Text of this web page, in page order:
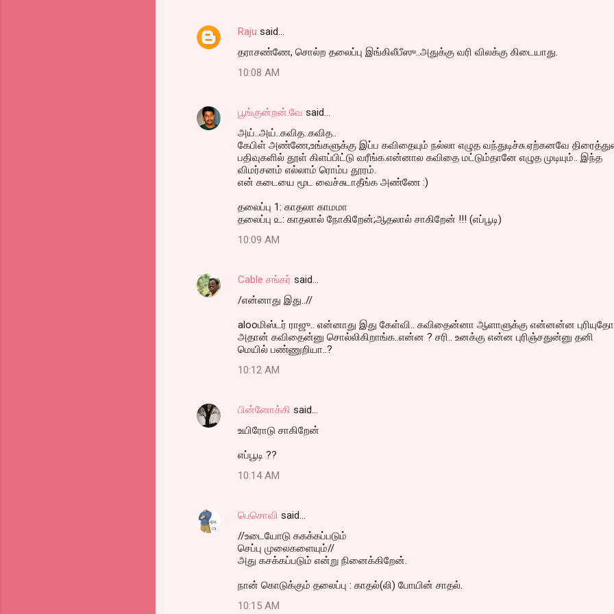
Raju said…
தராசண்ணே, சொல்ற தலைப்பு இங்கிலீபீஸு..அதுக்கு வரி விலக்கு கிடையாது.
10:08 AM
பூங்குன்றன்.வே said…
அய்..அய்..கவித..கவித..
கேபிள் அண்ணே,உங்களுக்கு இப்ப கவிதையும் நல்லா எழுத வந்துடிச்சு.ஏற்கனவே
பதிவுகளில் தூள் கிளப்பிட்டு வரீங்க.என்னால கவிதை மட்டும்தானே எழுத முடியும்.. இந்த
விமர்சனம் எல்லாம் ரொம்ப தூரம்.
என் கடையை மூட வைச்சுடாதீங்க அண்ணே :)
தலைப்பு 1: காதலா காமமா
தலைப்பு ௨: காதலால் நோகிறேன்;ஆதலால் சாகிறேன் !!! (எப்பூடி)
10:09 AM
Cable சங்கர் said…
/என்னாது இது..//
alooமிஸ்டர் ராஜு.. என்னாது இது கேள்வி.. கவிதைன்னா ஆளாளுக்கு என்னன்ன புரியுதோ
அதான் கவிதைன்னு சொல்லிகிறாங்க..என்ன ? சரி.. உனக்கு என்ன புரிஞ்சதுன்னு தனி
மெயில் பண்ணுறியா..?
10:12 AM
பின்னோக்கி said…
உயிரோடு சாகிறேன்
எப்பூடி ??
10:14 AM
பெசொவி said…
//உடையோடு ககக்கப்படும்
செப்பு முலைகளையும்//
அது கசக்கப்படும் என்று நினைக்கிறேன்.
நான் கொடுக்கும் தலைப்பு : காதல்(லி) போயின் சாதல்.
10:15 AM